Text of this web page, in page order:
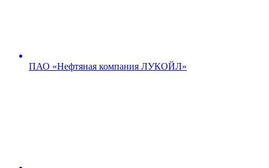
ПАО «Нефтяная компания ЛУКОЙЛ»